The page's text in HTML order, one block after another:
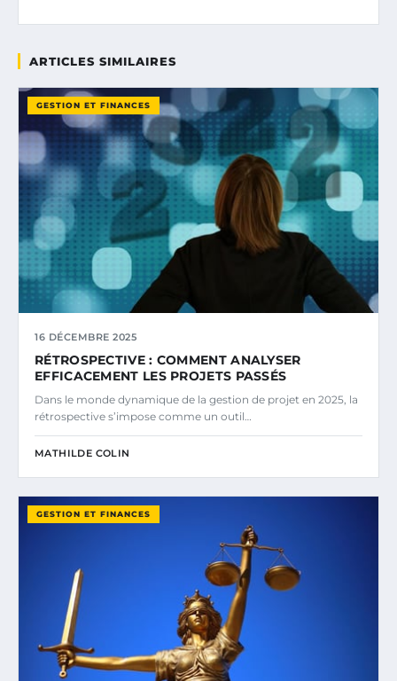
ARTICLES SIMILAIRES
GESTION ET FINANCES
16 DÉCEMBRE 2025
RÉTROSPECTIVE : COMMENT ANALYSER
EFFICACEMENT LES PROJETS PASSÉS
Dans le monde dynamique de la gestion de projet en 2025, la
rétrospective s’impose comme un outil…
MATHILDE COLIN
GESTION ET FINANCES